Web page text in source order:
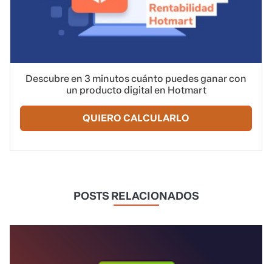
Descubre en 3 minutos cuánto puedes ganar con
un producto digital en Hotmart
QUIERO CALCULARLO
POSTS RELACIONADOS